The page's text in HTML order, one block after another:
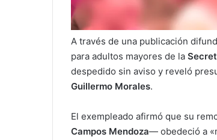
A través de una publicación
para adultos mayores de la
despedido sin aviso y reveló
Guillermo Morales.
El exempleado afirmó que su
Campos Mendoza— obedeció a